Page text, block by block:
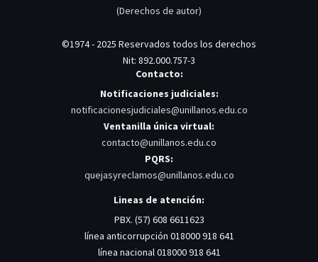
(Derechos de autor)
©1974 - 2025 Reservados todos los derechos
Nit: 892.000.757-3
Contacto:
Notificaciones judiciales:
notificacionesjudiciales@unillanos.edu.co
Ventanilla única virtual:
contacto@unillanos.edu.co
PQRS:
quejasyreclamos@unillanos.edu.co
Lineas de atención:
PBX. (57) 608 6611623
línea anticorrupción 018000 918 641
línea nacional 018000 918 641